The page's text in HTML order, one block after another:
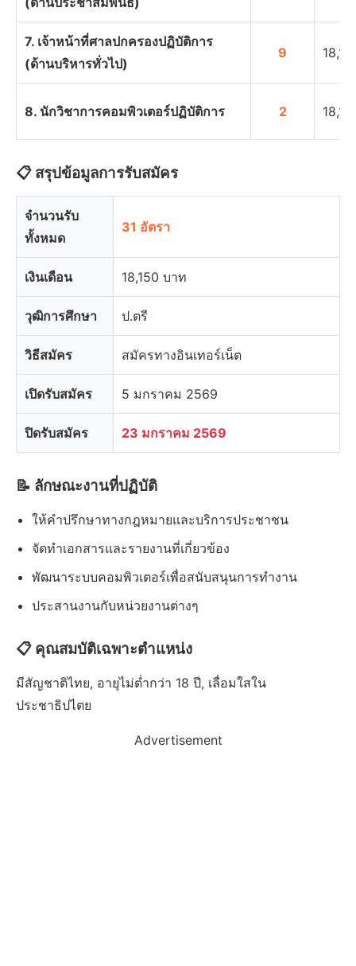
7. เจ้าหน้าที่ศาลปกครองปฏิบัติการ
(ด้านบริหารทั่วไป)
9
8. นักวิชาการคอมพิวเตอร์ปฏิบัติการ 2
📋 สรุปข้อมูลการรับสมัคร
จำนวนรับ
ทั้งหมด
31 อัตรา
เงินเดือน 18,150 บาท
วุฒิการศึกษา ป.ตรี
วิธีสมัคร สมัครทางอินเทอร์เน็ต
เปิดรับสมัคร 5 มกราคม 2569
ปิดรับสมัคร 23 มกราคม 2569
📝 ลักษณะงานที่ปฏิบัติ
ให้คำปรึกษาทางกฎหมายและบริการประชาชน
จัดทำเอกสารและรายงานที่เกี่ยวข้อง
พัฒนาระบบคอมพิวเตอร์เพื่อสนับสนุนการทำงาน
ประสานงานกับหน่วยงานต่างๆ
📋 คุณสมบัติเฉพาะตำแหน่ง
มีสัญชาติไทย, อายุไม่ต่ำกว่า 18 ปี, เลื่อมใสใน
ประชาธิปไตย
Advertisement